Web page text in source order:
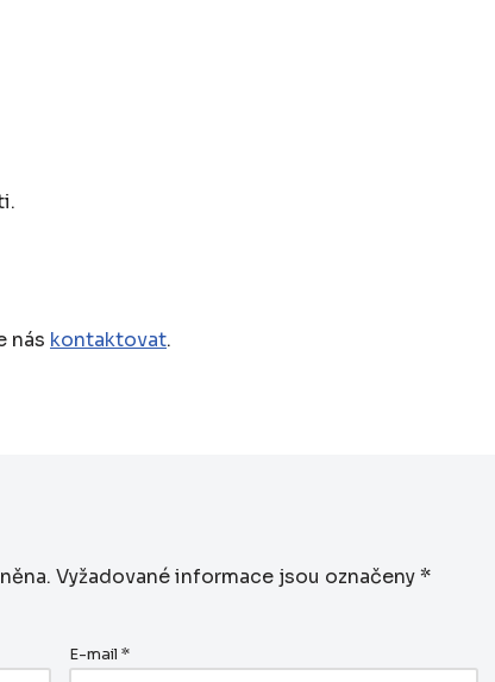
nás kontaktovat.
Vyžadované informace jsou označeny*
E-mail*